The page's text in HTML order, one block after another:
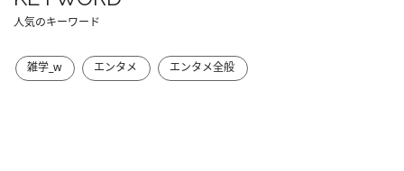
人気のキーワード
雑学_w エンタメ エンタメ全般